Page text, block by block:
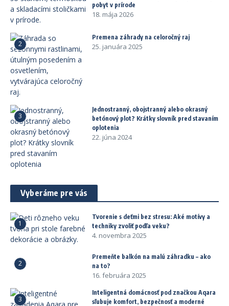
pobyt v prírode
18. mája 2026
2
Premena záhrady na celoročný raj
25. januára 2025
3
Jednostranný, obojstranný alebo okrasný
betónový plot? Krátky slovník pred stavaním
oplotenia
22. júna 2024
Vyberáme pre vás
1
Tvorenie s deťmi bez stresu: Aké motívy a
techniky zvoliť podľa veku?
4. novembra 2025
2
Premeňte balkón na malú záhradku – ako
na to?
16. februára 2025
3
Inteligentná domácnosť pod značkou Aqara
sľubuje komfort, bezpečnosť a moderné